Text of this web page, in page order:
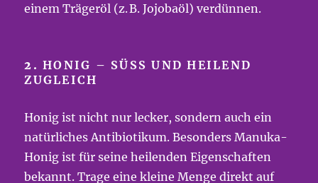
einem Trägeröl (z. B. Jojobaöl) verdünnen.
2.HONIG – SÜSS UND HEILEND Z
UGLEICH
Honig ist nicht nur lecker, sondern auch ein
natürliches Antibiotikum. Besonders Manuka-
Honig ist für seine heilenden Eigenschaften
bekannt. Trage eine kleine Menge direkt auf